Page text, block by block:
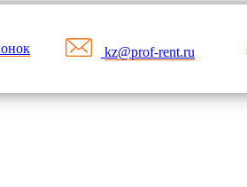
kz@prof-rent.ru